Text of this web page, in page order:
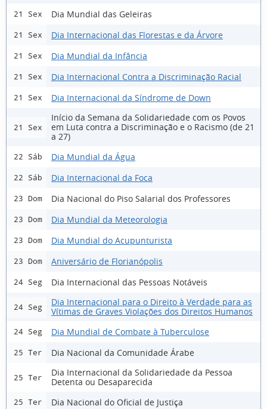
21 Sex Dia Mundial das Geleiras
21 Sex Dia Internacional das Florestas e da Árvore
21 Sex Dia Mundial da Infância
21 Sex Dia Internacional Contra a Discriminação Racial
21 Sex Dia Internacional da Síndrome de Down
21 Sex
Início da Semana da Solidariedade com os Povos
em Luta contra a Discriminação e o Racismo (de 21
a 27)
22 Sáb Dia Mundial da Água
22 Sáb Dia Internacional da Foca
23 Dom Dia Nacional do Piso Salarial dos Professores
23 Dom Dia Mundial da Meteorologia
23 Dom Dia Mundial do Acupunturista
23 Dom Aniversário de Florianópolis
24 Seg Dia Internacional das Pessoas Notáveis
24 Seg
Dia Internacional para o Direito à Verdade para as
Vítimas de Graves Violações dos Direitos Humanos
24 Seg Dia Mundial de Combate à Tuberculose
25 Ter Dia Nacional da Comunidade Árabe
25 Ter
Dia Internacional da Solidariedade da Pessoa
Detenta ou Desaparecida
25 Ter Dia Nacional do Oficial de Justiça